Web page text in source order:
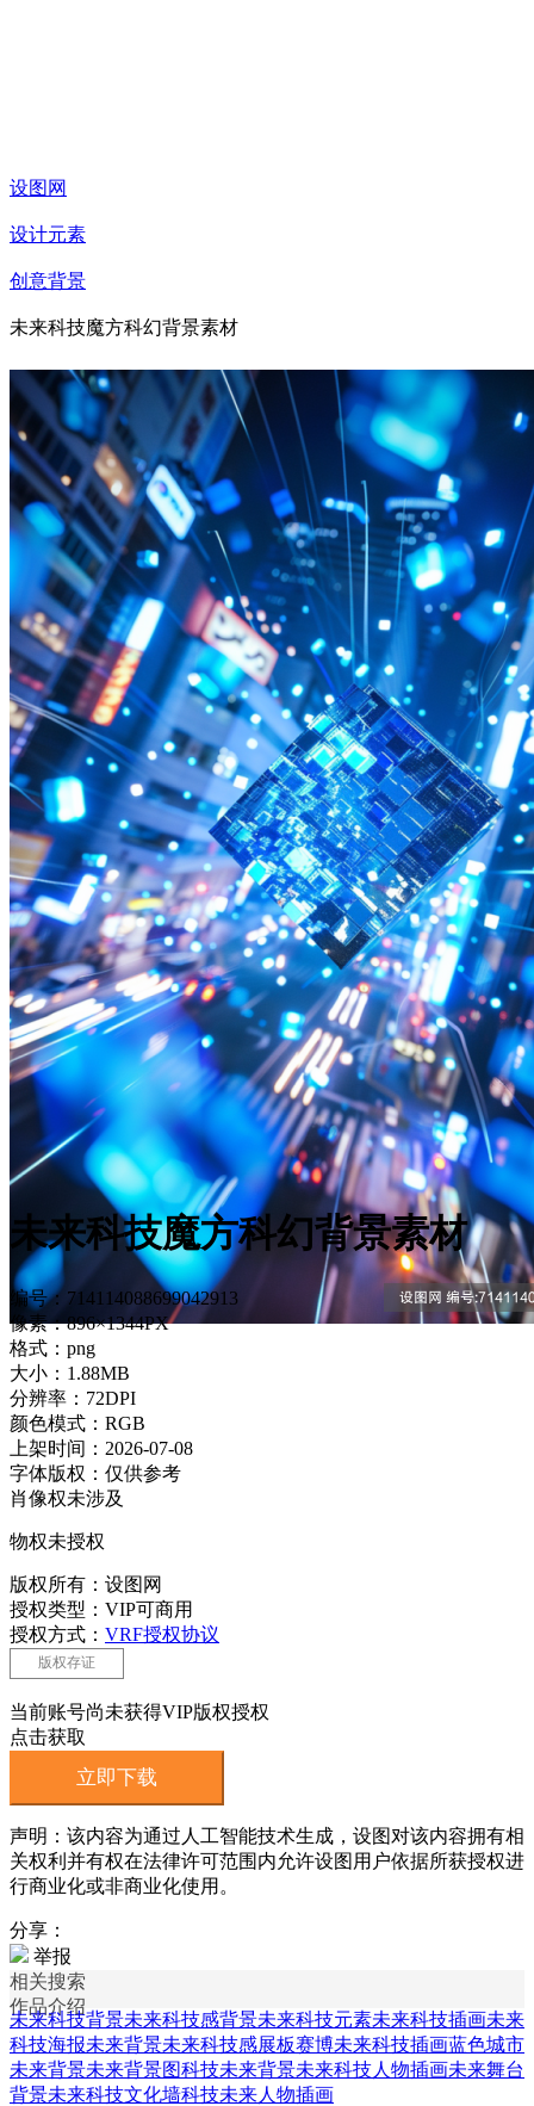
设图网
设计元素
创意背景
未来科技魔方科幻背景素材
未来科技魔方科幻背景素材
编号：714114088699042913
像素：896×1344PX
格式：png
大小：1.88MB
分辨率：72DPI
颜色模式：RGB
上架时间：2026-07-08
字体版权：仅供参考
肖像权未涉及
物权未授权
版权所有：设图网
授权类型：VIP可商用
授权方式： VRF授权协议
版权存证
当前账号尚未获得VIP版权授权
点击获取
立即下载
声明：该内容为通过人工智能技术生成，设图对该内容拥有相
关权利并有权在法律许可范围内允许设图用户依据所获授权进
行商业化或非商业化使用。
分享：
举报
相关搜索
作品介绍
未来科技背景未来科技感背景未来科技元素未来科技插画未来
科技海报未来背景未来科技感展板赛博未来科技插画蓝色城市
未来背景未来背景图科技未来背景未来科技人物插画未来舞台
背景未来科技文化墙科技未来人物插画